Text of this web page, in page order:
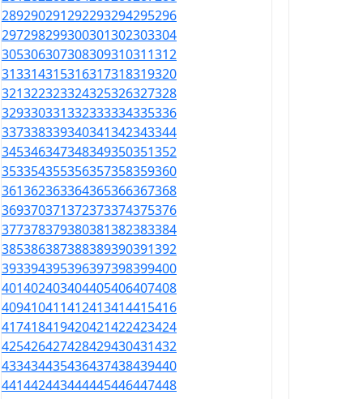
289290291292293294295296
297298299300301302303304
305306307308309310311312
313314315316317318319320
321322323324325326327328
329330331332333334335336
337338339340341342343344
345346347348349350351352
353354355356357358359360
361362363364365366367368
369370371372373374375376
377378379380381382383384
385386387388389390391392
393394395396397398399400
401402403404405406407408
409410411412413414415416
417418419420421422423424
425426427428429430431432
433434435436437438439440
441442443444445446447448